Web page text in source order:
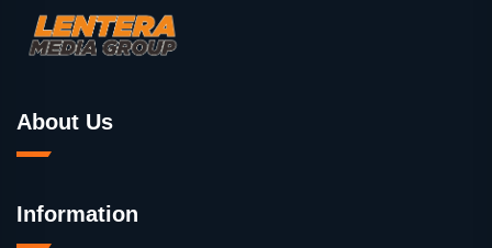
About Us
Information